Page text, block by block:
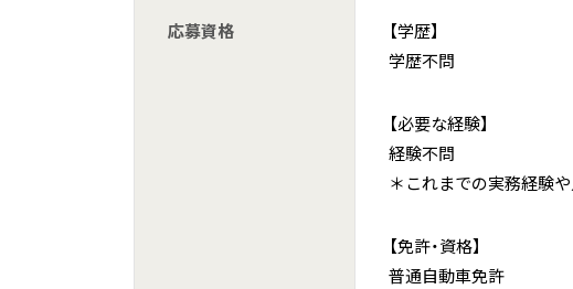
応募資格
【学歴】
学歴不問
【必要な経験】
経験不問
＊これまでの実務経験
【免許・資格】
普通自動車免許